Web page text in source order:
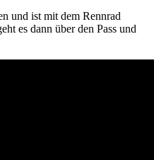
und ist mit dem Rennrad
es dann über den Pass und